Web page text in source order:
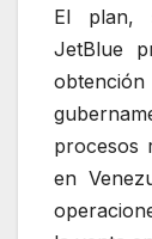
El plan,
JetBlue
procesos
en